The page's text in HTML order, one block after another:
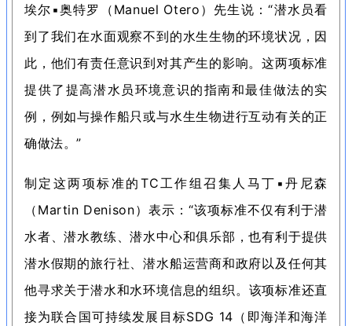
埃尔 ▪奥特罗（Manuel Otero）先生说：“潜水员看
到了我们在水面观察不到的水生生物的环境状况，因
此，他们有责任意识到对其产生的影响。这两项标准
提供了提高潜水员环境意识的指南和最佳做法的实
例，例如与操作船只或与水生生物进行互动有关的正
确做法。”
制定这两项标准的TC工作组召集人马丁 ▪丹尼森
（Martin Denison）表示： “该项标准不仅有利于潜
水者、潜水教练、潜水中心和俱乐部，也有利于提供
潜水假期的旅行社、潜水船运营商和政府以及任何其
他寻求关于潜水和水环境信息的组织。 该项标准还直
接为联合国可持续发展目标SDG 14（即海洋和海洋